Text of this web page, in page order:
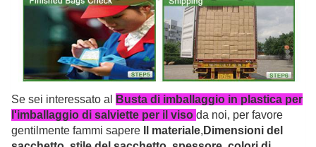
Se sei interessato al
Busta di imballaggio in plastica per
l'imballaggio di salviette per il viso da noi, per favore
gentilmente fammi sapere
Il materiale, Dimensioni del